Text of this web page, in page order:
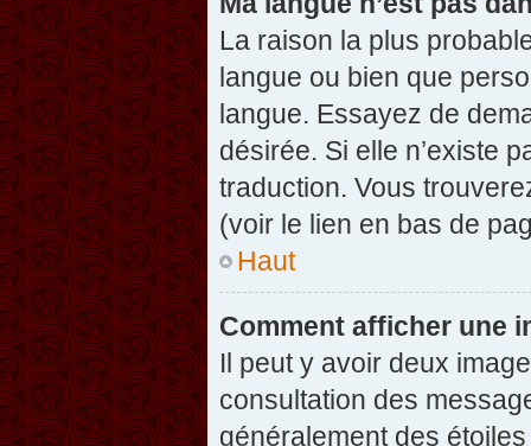
La raison la plus
langue ou bien que
langue. Essayez de
désirée. Si elle n’existe
traduction. Vous
(voir le lien en bas de
Haut
Comment afficher une
Il peut y avoir deux
consultation des
généralement des